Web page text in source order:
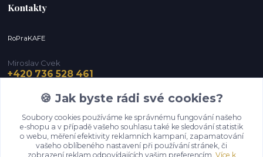
Kontakty
RoPraKAFE
Miroslav Cvek
+420 736 528 461
info@roprakafe.cz
🍪 Jak byste rádi své cookies?
Soubory cookies používáme ke správnému fungování našeho
e-shopu a v případě vašeho souhlasu také ke sledování statistik
o webu, měření efektivity reklamních kampaní, zapamatování
vašeho oblíbeného nastavení při používání stránek, či
zobrazení reklam odpovídajících vašim preferencím. Více k